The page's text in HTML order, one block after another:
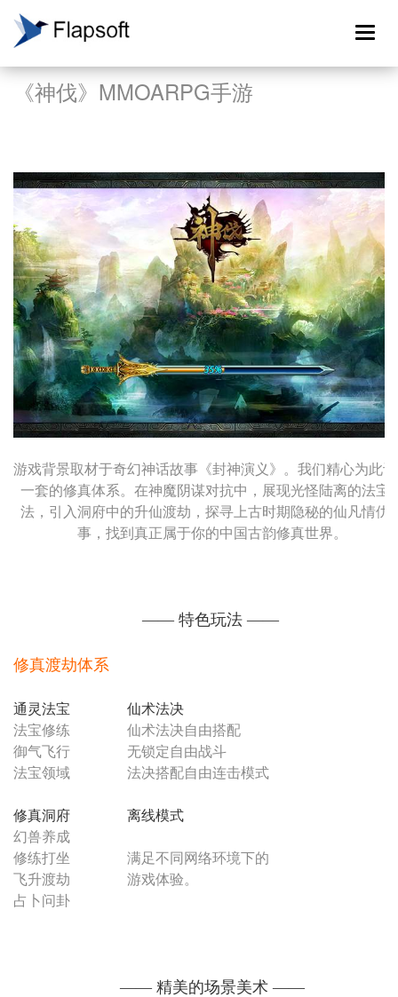
Toggle
《神伐》MMOARPG手游
游戏背景取材于奇幻神话故事《封神演义》。我们精心为此
一套的修真体系。在神魔阴谋对抗中，展现光怪陆离的法宝
法，引入洞府中的升仙渡劫，探寻上古时期隐秘的仙凡情仇
事，找到真正属于你的中国古韵修真世界。
—— 特色玩法 ——
修真渡劫体系
通灵法宝
仙术法决
法宝修练
御气飞行
法宝领域
仙术法决自由搭配
无锁定自由战斗
法决搭配自由连击模式
修真洞府
离线模式
幻兽养成
修练打坐
飞升渡劫
占卜问卦
满足不同网络环境下的
游戏体验。
—— 精美的场景美术 ——